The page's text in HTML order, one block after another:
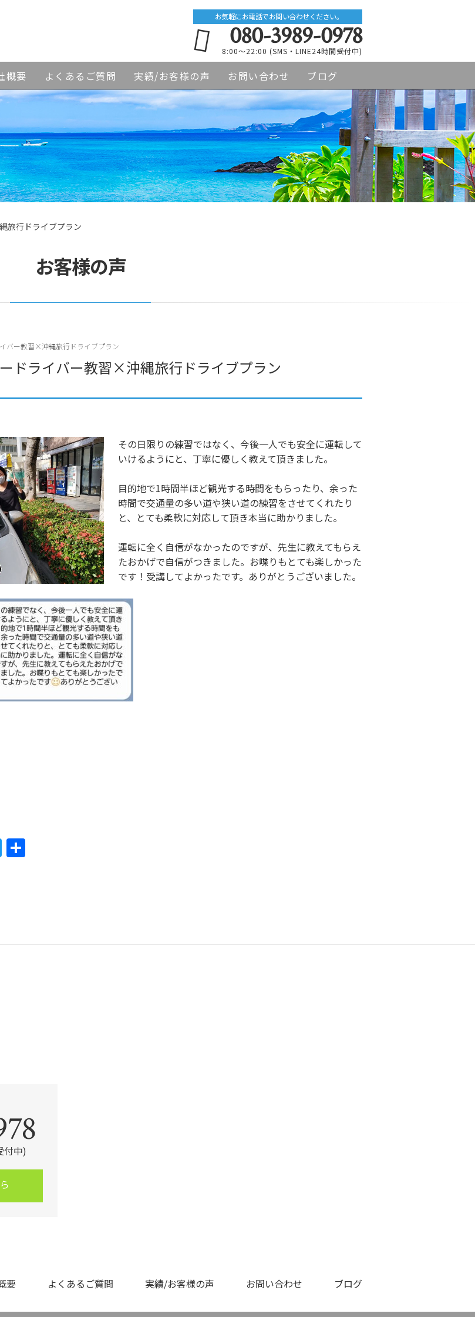
お気軽にお電話でお問い合わせください。
080-3989-0978
8:00～22:00 (SMS・LINE24時間受付中)
概要 よくあるご質問 実績/お客様の声 お問い合わせ ブログ
旅行ドライブプラン
お客様の声
バー教習×沖縄旅行ドライブプラン
ドライバー教習×沖縄旅行ドライブプラン
その日限りの練習ではなく、今後一人でも安全に運転して
いけるようにと、丁寧に優しく教えて頂きました。
目的地で1時間半ほど観光する時間をもらったり、余った
時間で交通量の多い道や狭い道の練習をさせてくれたり
と、とても柔軟に対応して頂き本当に助かりました。
運転に全く自信がなかったのですが、先生に教えてもらえ
たおかげで自信がつきました。お喋りもとても楽しかった
です！受講してよかったです。ありがとうございました。
T
w
付中)
要 よくあるご質問 実績/お客様の声 お問い合わせ ブログ